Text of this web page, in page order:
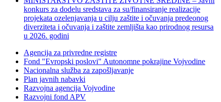
konkurs za dodelu sredstava za su/finansiranje realizacije
projekata ozelenjavanja u cilju zaštite i očuvanja predeonog
diverziteta i očuvanja i zaštite zemljišta kao prirodnog resursa
u 2026. godini
Agencija za privredne registre
Fond "Evropski poslovi" Autonomne pokrajine Vojvodine
Nacionalna služba za zapošljavanje
Plan javnih nabavki
Razvojna agencija Vojvodine
Razvojni fond APV